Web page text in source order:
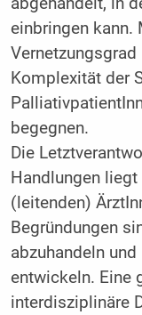
abgehandelt, in
einbringen kann.
Komplexität der
begegnen.
Die
Handlungen
(leitenden)
Begründungen
abzuhandeln
entwickeln. Eine
interdisziplinäre